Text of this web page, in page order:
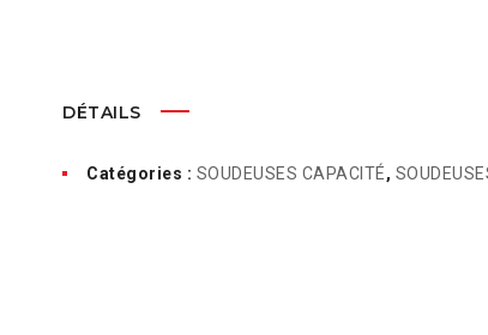
DÉTAILS
Catégories : SOUDEUSES CAPACITÉ,